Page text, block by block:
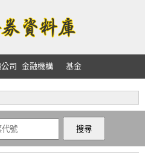
司 金融機構 基金